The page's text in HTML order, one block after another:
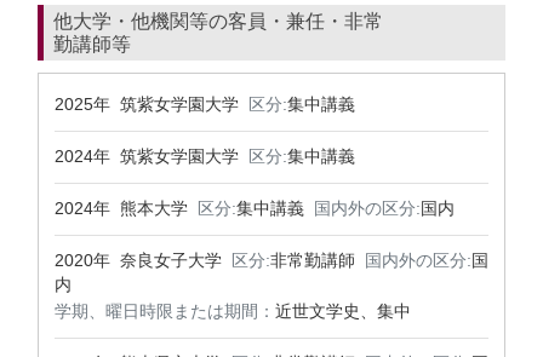
他大学・他機関等の客員・兼任・非常
勤講師等
2025年 筑紫女学園大学 区分:集中講義
2024年 筑紫女学園大学 区分:集中講義
2024年 熊本大学 区分:集中講義 国内外の区分:国内
2020年 奈良女子大学 区分:非常勤講師 国内外の区分:国
内
学期、曜日時限または期間： 近世文学史、集中